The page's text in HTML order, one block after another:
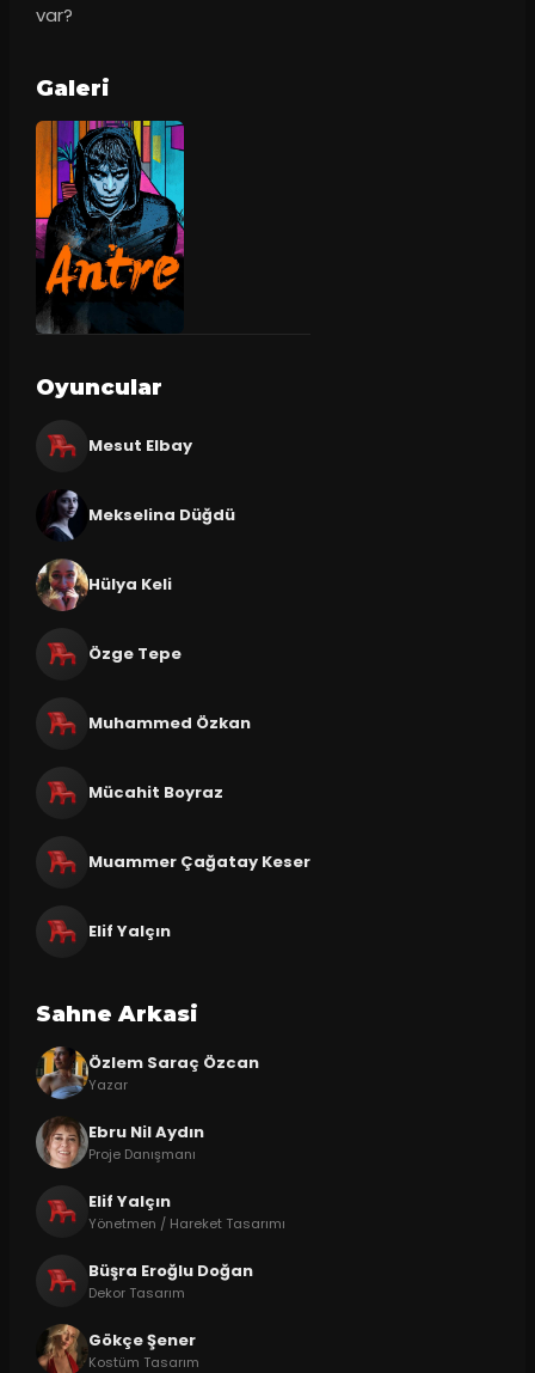
var?
Galeri
Oyuncular
Mesut Elbay
Mekselina Düğdü
Hülya Keli
Özge Tepe
Muhammed Özkan
Mücahit Boyraz
Muammer Çağatay Keser
Elif Yalçın
Sahne Arkasi
Özlem Saraç Özcan
Yazar
Ebru Nil Aydın
Proje Danışmanı
Elif Yalçın
Yönetmen / Hareket Tasarımı
Büşra Eroğlu Doğan
Dekor Tasarım
Gökçe Şener
Kostüm Tasarım